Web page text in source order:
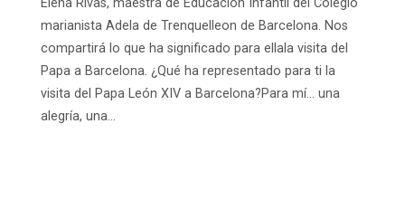
Elena Rivas, maestra de Educación Infantil del Colegio
marianista Adela de Trenquelleon de Barcelona. Nos
compartirá lo que ha significado para ellala visita del
Papa a Barcelona. ¿Qué ha representado para ti la
visita del Papa León XIV a Barcelona?Para mí… una
alegría, una...